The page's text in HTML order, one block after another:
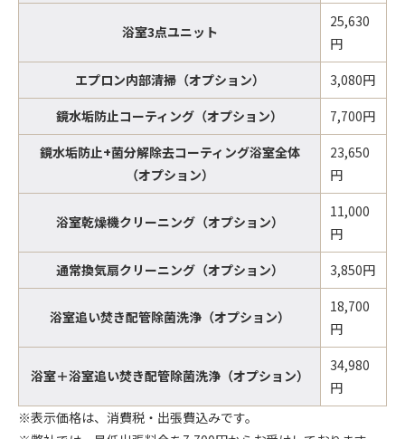
浴室3点ユニット
25,630
円
エプロン内部清掃（オプション）
3,080円
鏡水垢防止コーティング（オプション）
7,700円
鏡水垢防止+菌分解除去コーティング浴室全体
（オプション）
23,650
円
浴室乾燥機クリーニング（オプション）
11,000
円
通常換気扇クリーニング（オプション）
3,850円
浴室追い焚き配管除菌洗浄（オプション）
18,700
円
浴室＋浴室追い焚き配管除菌洗浄（オプション）
34,980
円
※表示価格は、消費税・出張費込みです。